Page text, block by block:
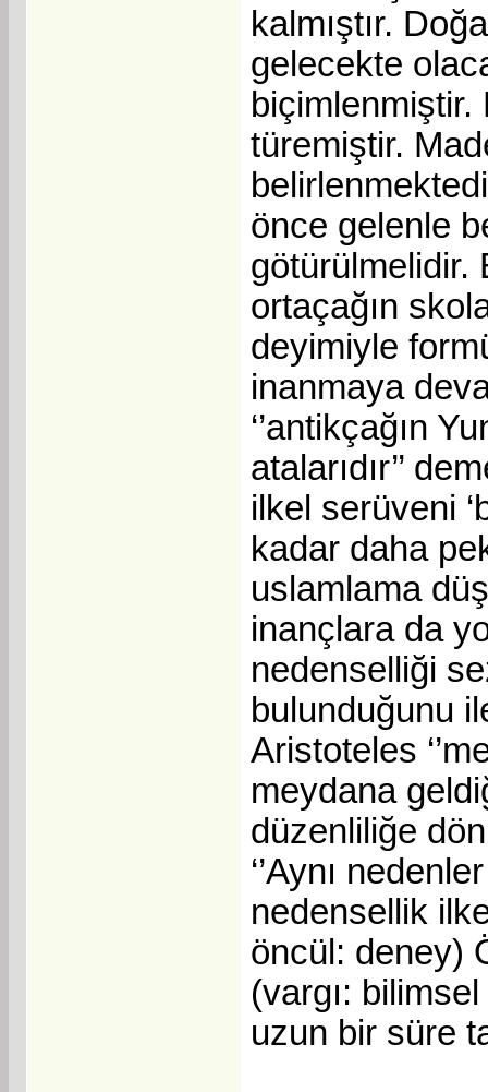
kalmıştır.
gelecekte
biçimlenmiştir.
türemiştir.
önce gelenle
götürülmelidir.
ortaçağın
deyimiyle
inanmaya
‘’antikçağın
atalarıdır’’
ilkel serüveni
kadar daha
uslamlama
inançlara da
nedenselliği
bulunduğunu
Aristoteles
meydana
düzenliliğe
‘’Aynı
nedensellik
öncül: deney)
(vargı:
uzun bir süre